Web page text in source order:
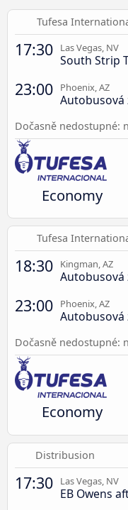
Tufesa
17:30 Las Vegas, NV
South Strip
23:00 Phoenix, AZ
Autobusová
Dočasně nedostupné:
Economy
Tufesa
18:30 Kingman, AZ
Autobusová
23:00 Phoenix, AZ
Autobusová
Dočasně nedostupné:
Economy
Distribusion
17:30 Las Vegas, NV
EB Owens